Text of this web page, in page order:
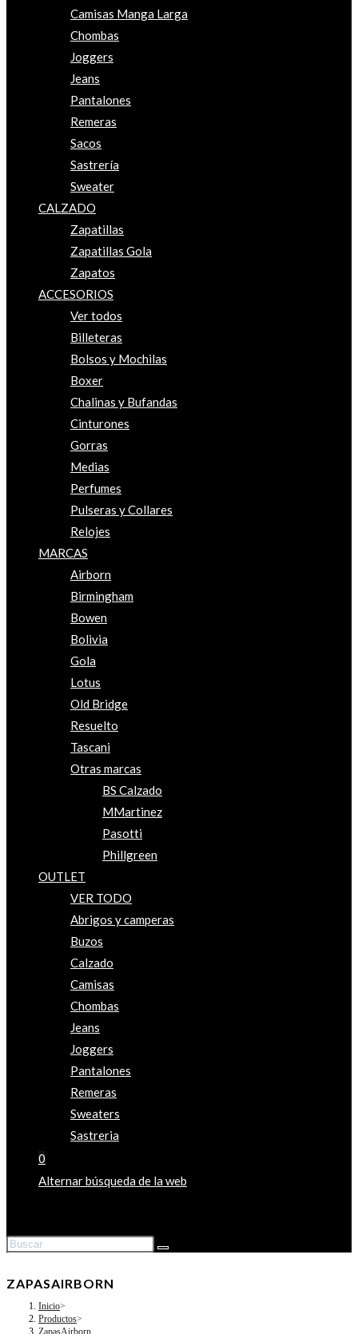
Camisas Manga Larga
Chombas
Joggers
Jeans
Pantalones
Remeras
Sacos
Sastrería
Sweater
CALZADO
Zapatillas
Zapatillas Gola
Zapatos
ACCESORIOS
Ver todos
Billeteras
Bolsos y Mochilas
Boxer
Chalinas y Bufandas
Cinturones
Gorras
Medias
Perfumes
Pulseras y Collares
Relojes
MARCAS
Airborn
Birmingham
Bowen
Bolivia
Gola
Lotus
Old Bridge
Resuelto
Tascani
Otras marcas
BS Calzado
MMartinez
Pasotti
Phillgreen
OUTLET
VER TODO
Abrigos y camperas
Buzos
Calzado
Camisas
Chombas
Jeans
Joggers
Pantalones
Remeras
Sweaters
Sastreria
0
Alternar búsqueda de la web
ZAPASAIRBORN
Inicio>
Productos>
ZapasAirborn